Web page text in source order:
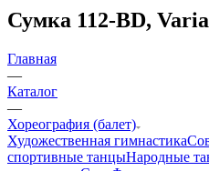
Сумка 112-BD,
Главная
—
Каталог
—
Хореография (балет)
Художественная гимнастика
спортивные танцыНародные